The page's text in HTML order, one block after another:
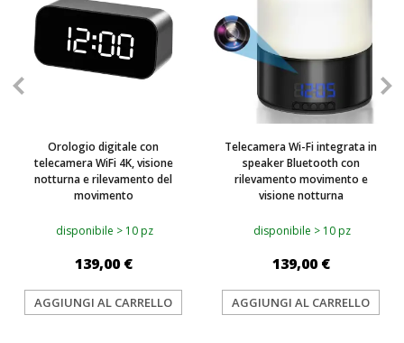
Orologio digitale con
telecamera WiFi 4K, visione
notturna e rilevamento del
movimento
disponibile > 10 pz
139,00 €
AGGIUNGI AL CARRELLO
Telecamera Wi-Fi integrata in
speaker Bluetooth con
rilevamento movimento e
visione notturna
disponibile > 10 pz
139,00 €
AGGIUNGI AL CARRELLO